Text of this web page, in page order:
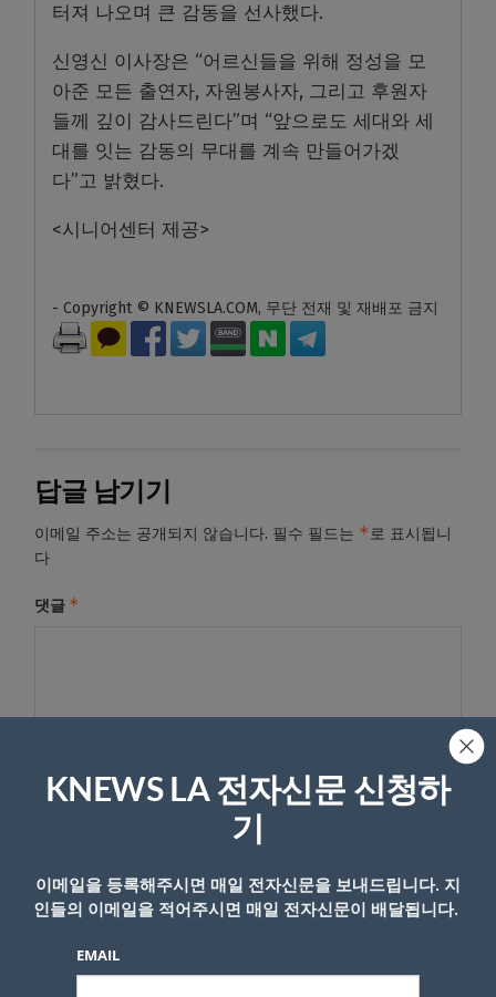
터져 나오며 큰 감동을 선사했다.
신영신 이사장은 “어르신들을 위해 정성을 모
아준 모든 출연자, 자원봉사자, 그리고 후원자
들께 깊이 감사드린다”며 “앞으로도 세대와 세
대를 잇는 감동의 무대를 계속 만들어가겠
다”고 밝혔다.
<시니어센터 제공>
- Copyright © KNEWSLA.COM, 무단 전재 및 재배포 금지
답글 남기기
이메일 주소는 공개되지 않습니다. 필수 필드는 *로 표시됩니
다
댓글 *
이름
KNEWS LA 전자신문 신청하
기
이메일을 등록해주시면 매일 전자신문을 보내드립니다. 지
인들의 이메일을 적어주시면 매일 전자신문이 배달됩니다.
EMAIL